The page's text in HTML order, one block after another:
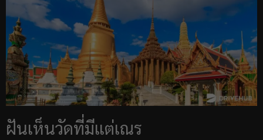
ฝันเห็นวัดที่มีแต่เณร